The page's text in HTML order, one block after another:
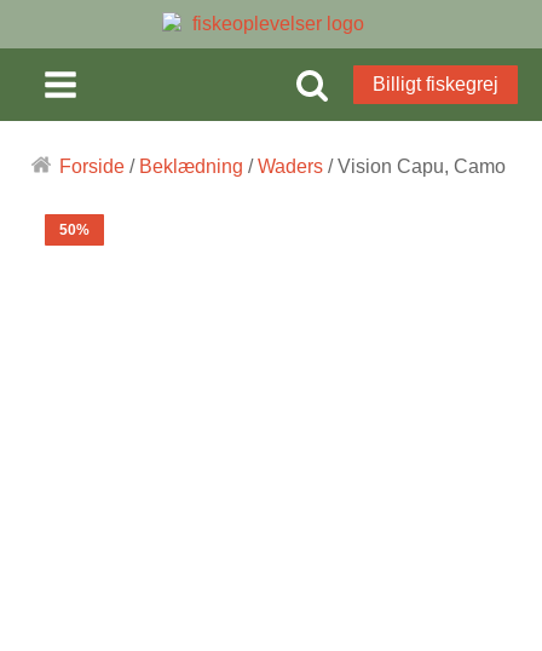
Billigt fiskegrej
Forside / Beklædning /Waders / Vision Capu, Camo
50%